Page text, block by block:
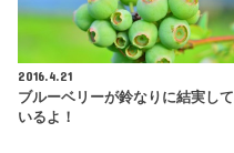
2016.4.21
ブルーベリーが鈴なりに結実して
いるよ！